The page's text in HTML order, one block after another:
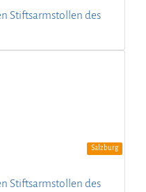
Stiftsarmstollen des
Salzburg
Stiftsarmstollen des